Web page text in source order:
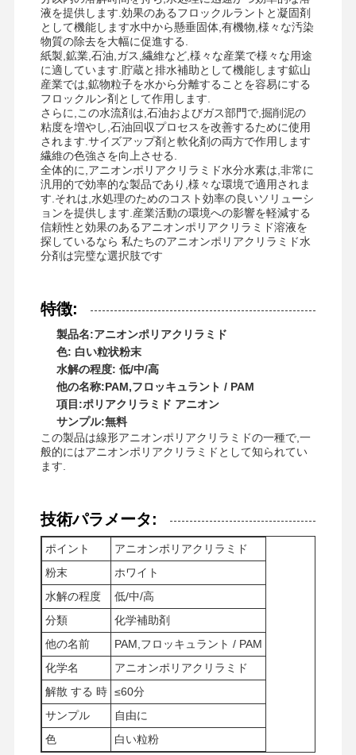
ホーム 製品
液を提供します.効果のあるフロックルラントと凝固剤
として機能します水中から懸垂固体,有機物,様々な汚染
物質の除去を大幅に促進する.
紙製,鉱業,石油,ガス,繊維など,様々な産業で様々な用途
に適しています.貯蔵と排水補助として機能します鉱山
産業では,鉱物粒子を水から分離することを容易にする
フロックルン剤として作用します.
さらに,この水流剤は,石油およびガス部門で,掘削泥の
粘度を増やし,石油回収プロセスを改善するために使用
されます.サイズアップ剤と軟化剤の両方で作用します
繊維の色強さを向上させる.
全体的に,アニオンポリアクリラミド水分水素は,非常に
汎用的で効率的な製品であり,様々な環境で適用されま
す.それは,水処理のためのコスト効率の良いソリューシ
ョンを提供します.産業活動の環境への影響を軽減する
信頼性と効果のあるアニオンポリアクリラミド溶液を
探しているなら 私たちのアニオンポリアクリラミド水
分剤は完璧な選択肢です
特徴:
製品名:アニオンポリアクリラミド
色: 白い粒状粉末
水解の程度: 低/中/高
他の名称:PAM,フロッキュラント / PAM
項目:ポリアクリラミド アニオン
サンプル:無料
この製品は線形アニオンポリアクリラミドの一種で,一
般的にはアニオンポリアクリラミドとして知られてい
ます.
技術パラメータ:
ポイント
アニオンポリアクリラミド
粉末
ホワイト
水解の程度
低/中/高
分類
化学補助剤
他の名前
PAM,フロッキュラント / PAM
化学名
アニオンポリアクリラミド
解散 する 時 ≤60分
サンプル
自由に
色
白い粒粉